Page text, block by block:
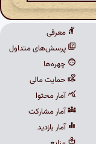
معرفی
پرسش‌های متداول
چهره‌ها
حمایت مالی
آمار محتوا
آمار مشارکت
آمار بازدید